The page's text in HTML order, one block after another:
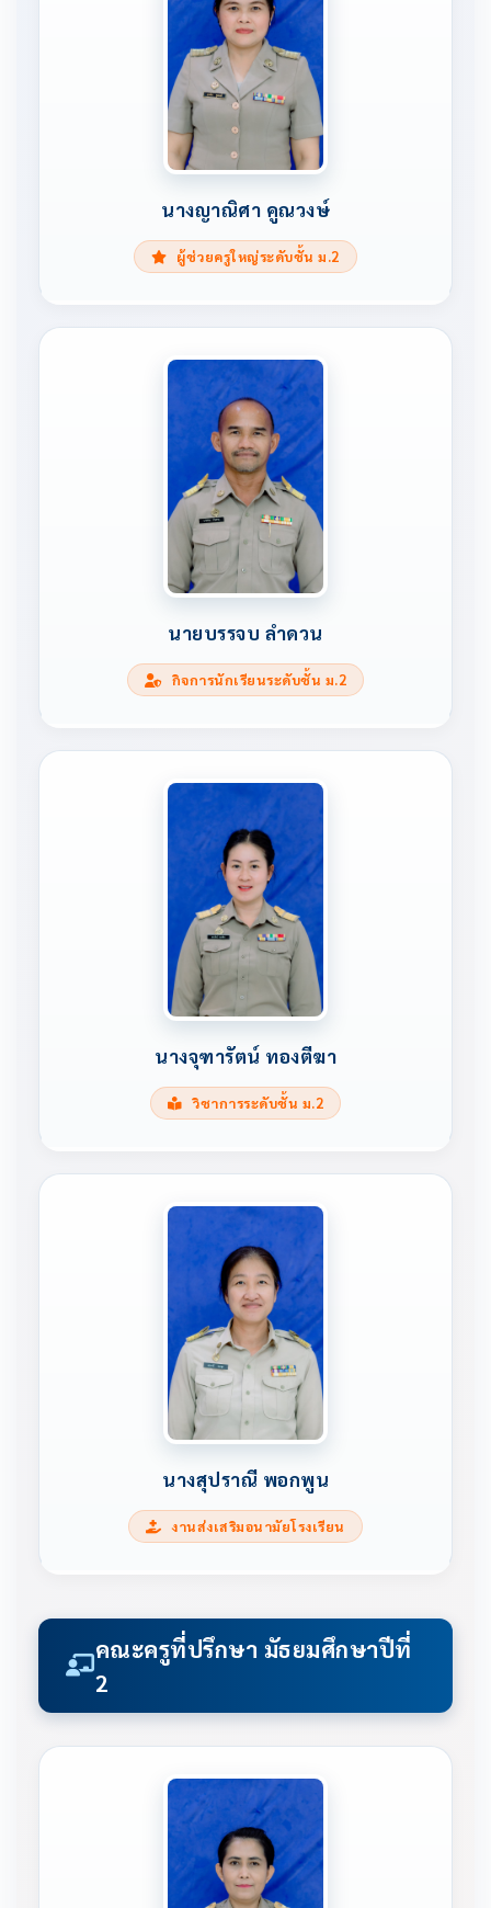
นางญาณิศา คูณวงษ์
ผู้ช่วยครูใหญ่ระดับชั้น ม.2
นายบรรจบ ลำดวน
กิจการนักเรียนระดับชั้น ม.2
นางจุฑารัตน์ ทองตีฆา
วิชาการระดับชั้น ม.2
นางสุปราณี พอกพูน
งานส่งเสริมอนามัยโรงเรียน
คณะครูที่ปรึกษา มัธยมศึกษาปีที่
2